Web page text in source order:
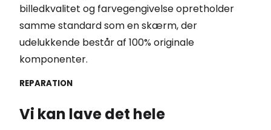
billedkvalitet og farvegengivelse opretholder
samme standard som en skærm, der
udelukkende består af 100% originale
komponenter.
REPARATION
Vi kan lave det hele